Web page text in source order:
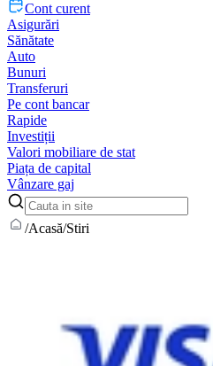
Cont curent
Asigurări
Sănătate
Auto
Bunuri
Transferuri
Pe cont bancar
Rapide
Investiții
Valori mobiliare de stat
Piața de capital
Vânzare gaj
/Acasă/Stiri